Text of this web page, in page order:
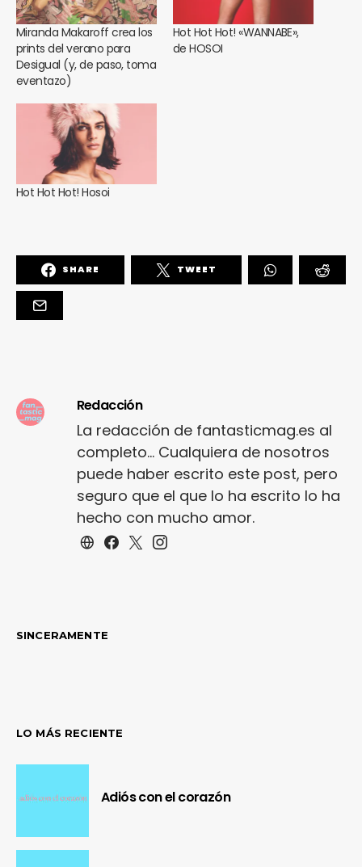
Miranda Makaroff crea los
prints del verano para
Desigual (y, de paso, toma
eventazo)
Hot Hot Hot! «WANNABE»,
de HOSOI
Hot Hot Hot! Hosoi
SHARE TWEET
Redacción
La redacción de fantasticmag.es al
completo... Cualquiera de nosotros
puede haber escrito este post, pero
seguro que el que lo ha escrito lo ha
hecho con mucho amor.
SINCERAMENTE
LO MÁS RECIENTE
Adiós con el corazón